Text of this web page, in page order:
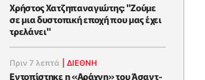
Χρήστος Χατζηπαναγιώτης: "Ζούμε
σε μια δυστοπική εποχή που μας έχει
τρελάνει"
Πριν 7 λεπτά |ΔΙΕΘΝΗ
Εντοπίστηκε η «Αράχνη» του Άσαντ-